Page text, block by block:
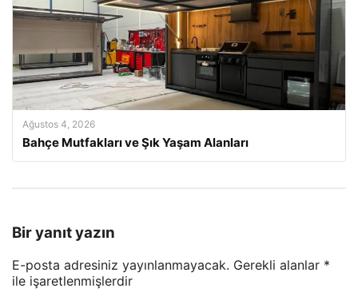
Ağustos 4, 2026
Bahçe Mutfakları ve Şık Yaşam Alanları
Bir yanıt yazın
E-posta adresiniz yayınlanmayacak. Gerekli alanlar *
ile işaretlenmişlerdir